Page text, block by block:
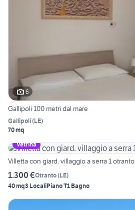
6
Gallipoli 100 metri dal mare
Gallipoli(LE)
70 mq
Vetrina
Villetta con giard. villaggio a serra 1 otranto
1.300 €Otranto(LE)
40 mq3 LocaliPiano T1 Bagno